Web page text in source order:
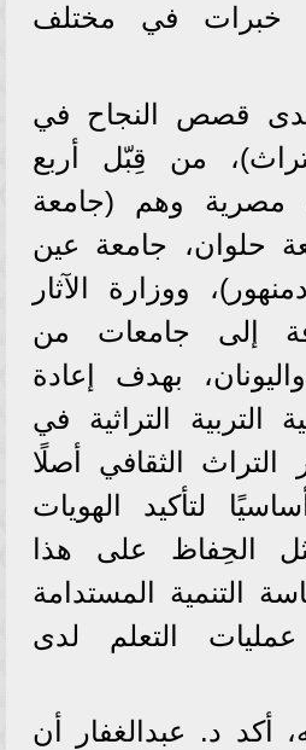
خبرات في مختلف
قصص النجاح في
من قِبّل أربع
مصرية وهم (جامعة
حلوان، جامعة عين
ووزارة الآثار
إلى جامعات من
بهدف إعادة
التربية التراثية في
الثقافي أصلًا
لتأكيد الهويات
الحِفاظ على هذا
التنمية المستدامة
عمليات التعلم لدى
أكد د. عبدالغفار أن